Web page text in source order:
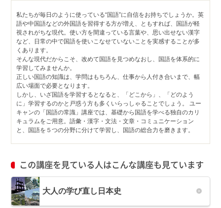
私たちが毎日のように使っている“国語”に自信をお持ちでしょうか。英
語や中国語などの外国語を習得する方が増え、ともすれば、国語が軽
視されがちな現代。使い方を間違っている言葉や、思い出せない漢字
など、日常の中で国語を使いこなせていないことを実感することが多
くあります。
そんな現代だからこそ、改めて国語を見つめなおし、国語を体系的に
学習してみませんか。
正しい国語の知識は、学問はもちろん、仕事から人付き合いまで、幅
広い場面で必要となります。
しかし、いざ国語を学習するとなると、「どこから」、「どのよう
に」学習するのかと戸惑う方も多くいらっしゃることでしょう。 ユー
キャンの「国語の常識」講座では、基礎から国語を学べる独自のカリ
キュラムをご用意。語彙・漢字・文法・文章・コミュニケーション
と、国語を５つの分野に分けて学習し、国語の総合力を磨きます。
この講座を見ている人はこんな講座も見ています
大人の学び直し日本史